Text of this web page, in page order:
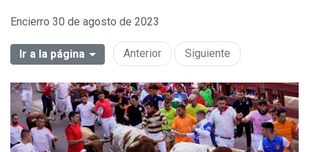
Encierro 30 de agosto de 2023
Ir a la página Anterior Siguiente